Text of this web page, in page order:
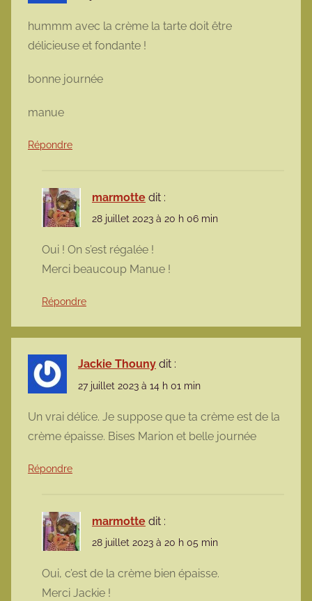
hummm avec la crème la tarte doit être
délicieuse et fondante !
bonne journée
manue
Répondre
marmotte dit :
28 juillet 2023 à 20 h 06 min
Oui ! On s’est régalée !
Merci beaucoup Manue !
Répondre
Jackie Thouny dit :
27 juillet 2023 à 14 h 01 min
Un vrai délice. Je suppose que ta crème est de la
crème épaisse. Bises Marion et belle journée
Répondre
marmotte dit :
28 juillet 2023 à 20 h 05 min
Oui, c’est de la crème bien épaisse.
Merci Jackie !